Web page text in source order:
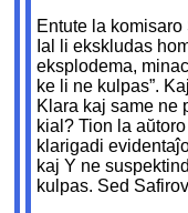
Entute la
Ial li ekskludas
eksplodema,
ke li ne kulpas”.
Klara kaj same ne
kial? Tion la
klarigadi
kaj Y ne
kulpas. Sed